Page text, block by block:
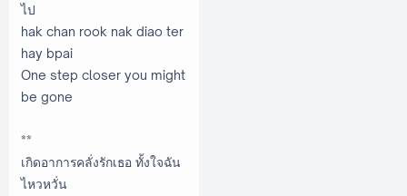
ไป
hak chan rook nak diao ter
hay bpai
One step closer you might
be gone
**
เกิดอาการคลั่งรักเธอ ทั้งใจฉัน
ไหวหวั่น